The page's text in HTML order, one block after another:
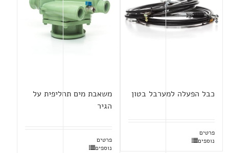
כבל הפעלה למערבל בטון
פרטים
נוספים
משאבת מים תחליפית על
הגיר
פרטים
נוספים